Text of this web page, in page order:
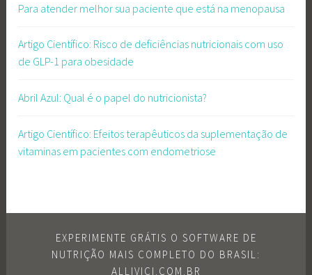
Para atender melhor sua paciente que está na menopausa
Artigo Científico: Risco de deficiências nutricionais com uso
de GLP-1 para obesidade
Abril Azul: Qual é o papel do nutricionista?
Artigo Científico: Efeitos terapêuticos da suplementação de
vitaminas em pacientes com endometriose
EXPERIMENTE GRÁTIS O SOFTWARE DE
NUTRIÇÃO MAIS COMPLETO DO BRASIL:
ALLIVICI.COM.BR